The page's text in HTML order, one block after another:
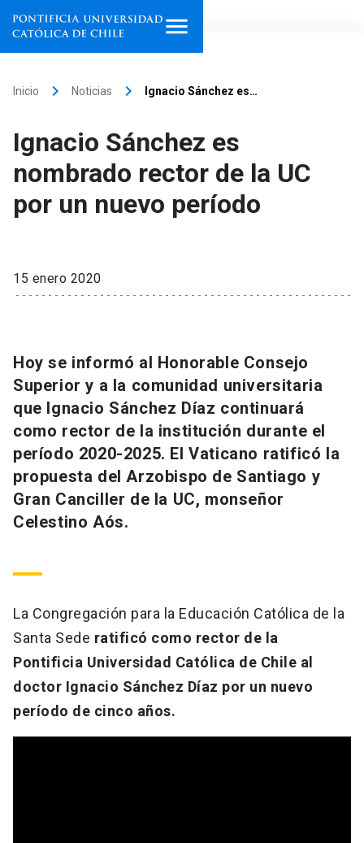
Facultades, escuelas e
institutos
Investigación
Extensión
Universidad
Información para keyboard_arrow_down
Futuros estudiantes
Estudiantes
Personal
Alumni launch
Padres y familia
Vecinos launch
Go to english site launch
ACCESOS DIRECTOS
Admisión launch
Mi Portal UC launch
Donaciones launch
Inicio keyboard_arrow_right Noticias keyboard_arrow_right Ignacio Sánchez es…
Ignacio Sánchez es
nombrado rector de la UC
por un nuevo período
15 enero 2020
Hoy se informó al Honorable Consejo
Superior y a la comunidad universitaria
que Ignacio Sánchez Díaz continuará
como rector de la institución durante el
período 2020-2025. El Vaticano ratificó la
propuesta del Arzobispo de Santiago y
Gran Canciller de la UC, monseñor
Celestino Aós.
La Congregación para la Educación Católica de la
Santa Sede ratificó como rector de la
Pontificia Universidad Católica de Chile al
doctor Ignacio Sánchez Díaz por un nuevo
período de cinco años.